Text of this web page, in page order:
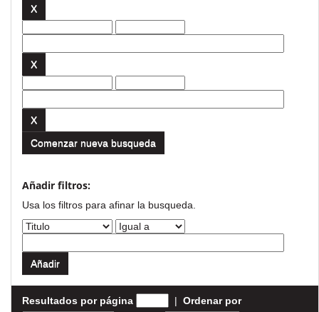
Comenzar nueva busqueda
Añadir filtros:
Usa los filtros para afinar la busqueda.
Resultados por página | Ordenar por